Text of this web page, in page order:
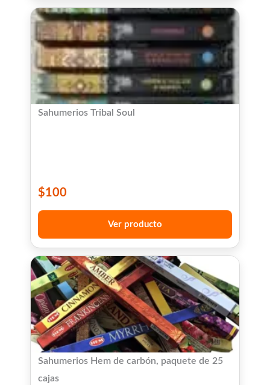
Sahumerios Tribal Soul
$100
Ver producto
Sahumerios Hem de carbón, paquete de 25
cajas